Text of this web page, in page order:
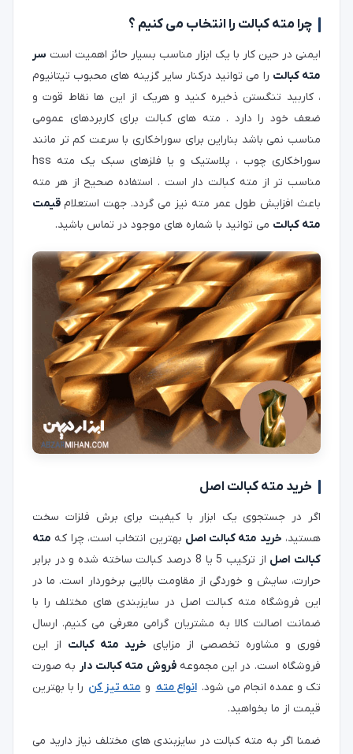
چرا مته کبالت را انتخاب می کنیم ؟
ایمنی در حین کار با یک ابزار مناسب بسیار حائز اهمیت است سر
مته کبالت را می توانید درکنار سایر گزینه های محبوب تیتانیوم
، کاربید تنگستن ذخیره کنید و هریک از این ها نقاط قوت و
ضعف خود را دارد . مته های کبالت برای کاربردهای عمومی
مناسب نمی باشد بناراین برای سوراخکاری با سرعت کم تر مانند
سوراخکاری چوب ، پلاستیک و یا فلزهای سبک یک مته hss
مناسب تر از مته کبالت دار است . استفاده صحیح از هر مته
باعث افزایش طول عمر مته نیز می گردد. جهت استعلام قیمت
مته کبالت می توانید با شماره های موجود در تماس باشید.
خرید مته کبالت اصل
اگر در جستجوی یک ابزار با کیفیت برای برش فلزات سخت
هستید، خرید مته کبالت اصل بهترین انتخاب است، چرا که مته
کبالت اصل
از ترکیب 5 یا 8 درصد کبالت ساخته شده و در برابر
حرارت، سایش و خوردگی از مقاومت بالایی برخوردار است. ما در
این فروشگاه مته کبالت اصل در سایزبندی های مختلف را با
ضمانت اصالت کالا به مشتریان گرامی معرفی می کنیم. ارسال
فوری و مشاوره تخصصی از مزایای خرید مته کبالت از این
فروشگاه است. در این مجموعهفروش مته کبالت دار به صورت
تک و عمده انجام می شود. انواع مته و مته تیز کن را با بهترین
قیمت از ما بخواهید.
ضمنا اگر به مته کبالت در سایزبندی های مختلف نیاز دارید می